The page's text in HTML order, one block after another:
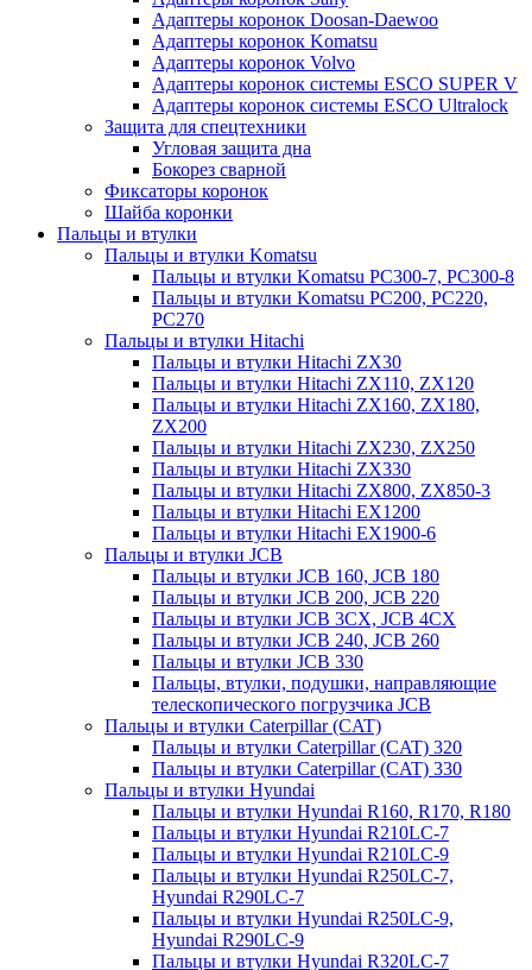
Адаптеры коронок Doosan-Daewoo
Адаптеры коронок Komatsu
Адаптеры коронок Volvo
Адаптеры коронок системы ESCO SUPER V
Адаптеры коронок системы ESCO Ultralock
Защита для спецтехники
Угловая защита дна
Бокорез сварной
Фиксаторы коронок
Шайба коронки
Пальцы и втулки
Пальцы и втулки Komatsu
Пальцы и втулки Komatsu PC300-7, PC300-8
Пальцы и втулки Komatsu PC200, PC220,
PC270
Пальцы и втулки Hitachi
Пальцы и втулки Hitachi ZX30
Пальцы и втулки Hitachi ZX110, ZX120
Пальцы и втулки Hitachi ZX160, ZX180,
ZX200
Пальцы и втулки Hitachi ZX230, ZX250
Пальцы и втулки Hitachi ZX330
Пальцы и втулки Hitachi ZX800, ZX850-3
Пальцы и втулки Hitachi EX1200
Пальцы и втулки Hitachi EX1900-6
Пальцы и втулки JCB
Пальцы и втулки JCB 160, JCB 180
Пальцы и втулки JCB 200, JCB 220
Пальцы и втулки JCB 3CX, JCB 4CX
Пальцы и втулки JCB 240, JCB 260
Пальцы и втулки JCB 330
Пальцы, втулки, подушки, направляющие
телескопического погрузчика JCB
Пальцы и втулки Caterpillar (CAT)
Пальцы и втулки Caterpillar (CAT) 320
Пальцы и втулки Caterpillar (CAT) 330
Пальцы и втулки Hyundai
Пальцы и втулки Hyundai R160, R170, R180
Пальцы и втулки Hyundai R210LC-7
Пальцы и втулки Hyundai R210LC-9
Пальцы и втулки Hyundai R250LC-7,
Hyundai R290LC-7
Пальцы и втулки Hyundai R250LC-9,
Hyundai R290LC-9
Пальцы и втулки Hyundai R320LC-7